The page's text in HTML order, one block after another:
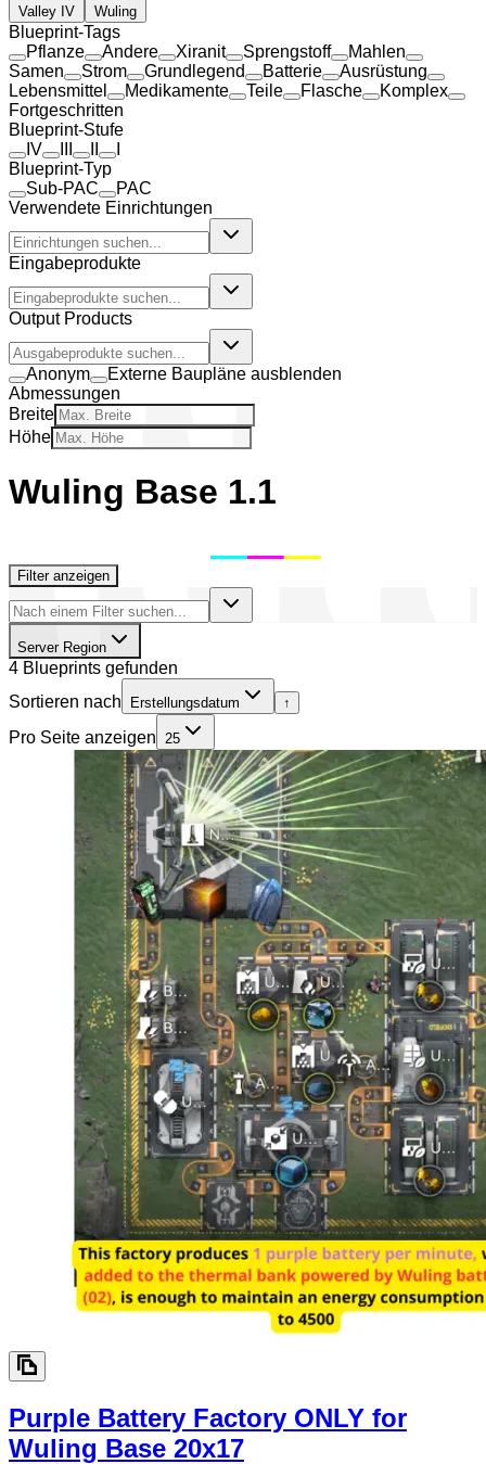
Valley IV Wuling
Blueprint-Tags
Pflanze
Andere Xiranit Sprengstoff
Mahlen
Samen
Strom Grundlegend Batterie
Ausrüstung
Lebensmittel
Medikamente Teile Flasche
Komplex
Fortgeschritten
Blueprint-Stufe
IV
Blueprint-Typ
Sub-PAC
PAC
Verwendete Einrichtungen
Eingabeprodukte
Output Products
Anonym
Externe Baupläne ausblenden
Abmessungen
Breite
Höhe
Wuling Base 1.1
Filter anzeigen
Server Region
4 Blueprints gefunden
Sortieren nach
Erstellungsdatum ↑
Pro Seite anzeigen 25
Purple Battery Factory ONLY for
Wuling Base 20x17